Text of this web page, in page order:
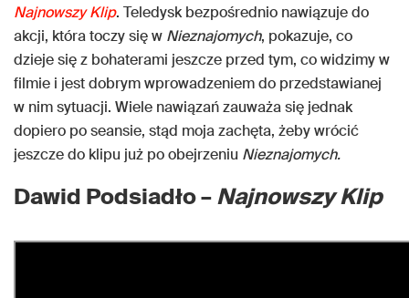
Najnowszy Klip. Teledysk bezpośrednio nawiązuje do
akcji, która toczy się w Nieznajomych, pokazuje, co
dzieje się z bohaterami jeszcze przed tym, co widzimy w
filmie i jest dobrym wprowadzeniem do przedstawianej
w nim sytuacji. Wiele nawiązań zauważa się jednak
dopiero po seansie, stąd moja zachęta, żeby wrócić
jeszcze do klipu już po obejrzeniu Nieznajomych.
Dawid Podsiadło –Najnowszy Klip